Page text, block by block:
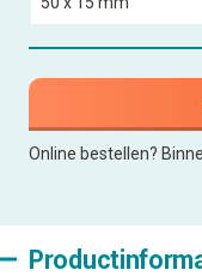
Online bestellen?